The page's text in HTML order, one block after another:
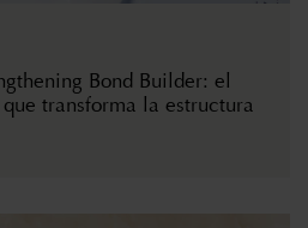
Bond Builder: el
transforma la estructura